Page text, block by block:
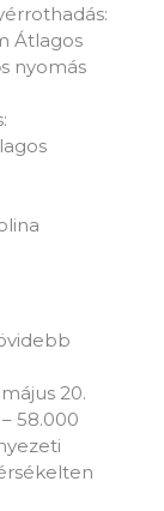
Átlagos
nyomás
20.
58.000